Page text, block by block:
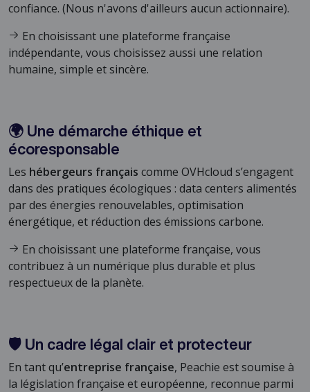
confiance. (Nous n'avons d'ailleurs aucun actionnaire).
En choisissant une plateforme française
indépendante, vous choisissez aussi une relation
humaine, simple et sincère.
🌍 Une démarche éthique et
écoresponsable
Les hébergeurs français comme OVHcloud s’engagent
dans des pratiques écologiques : data centers alimentés
par des énergies renouvelables, optimisation
énergétique, et réduction des émissions carbone.
En choisissant une plateforme française, vous
contribuez à un numérique plus durable et plus
respectueux de la planète.
🛡️ Un cadre légal clair et protecteur
En tant qu’entreprise française, Peachie est soumise à
la législation française et européenne, reconnue parmi